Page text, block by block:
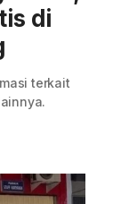
di
terkait